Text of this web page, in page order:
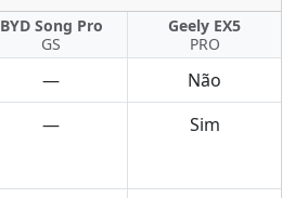
BYD Song Pro
GS
Geely EX5
PRO
— Não
— Sim